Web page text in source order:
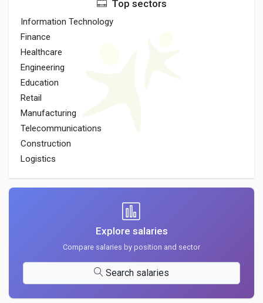
Top sectors
Information Technology
Finance
Healthcare
Engineering
Education
Retail
Manufacturing
Telecommunications
Construction
Logistics
Explore salaries
Compare salaries by position and sector
Search salaries